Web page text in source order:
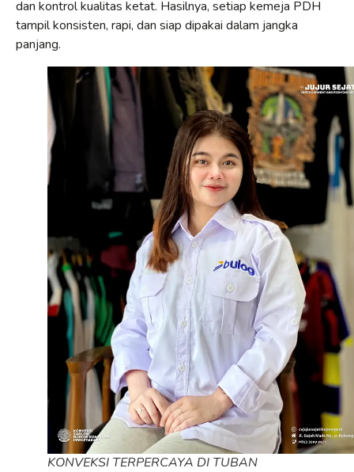
dan kontrol kualitas ketat. Hasilnya, setiap kemeja PDH
tampil konsisten, rapi, dan siap dipakai dalam jangka
panjang.
KONVEKSI TERPERCAYA DI TUBAN